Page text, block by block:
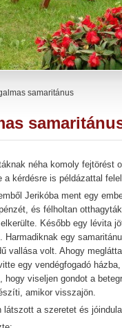
samaritánus
néha komoly fejtörést
a kérdésre is példázattal
ment egy ember.
és félholtan
Később egy lévita
Harmadiknak egy
vallása volt. Ahogy
egy vendégfogadó
hogy viseljen gondot a
amikor visszajön.
látszott a szeretet és